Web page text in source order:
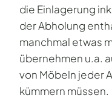
die Einlagerung
der Abholung
manchmal etwas
übernehmen u.a.
von Möbeln jeder
kümmern müssen.